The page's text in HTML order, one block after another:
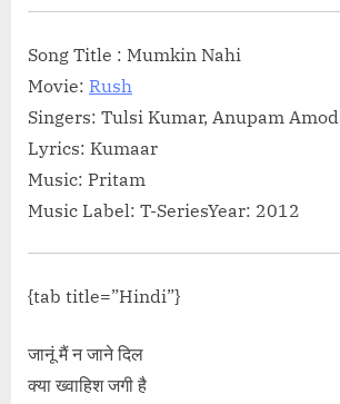
Song Title : Mumkin Nahi
Movie: Rush
Singers: Tulsi Kumar, Anupam Amod
Lyrics: Kumaar
Music: Pritam
Music Label: T-SeriesYear: 2012
{tab title=”Hindi”}
जानूं मैं न जाने दिल
क्या ख्वाहिश जगी है